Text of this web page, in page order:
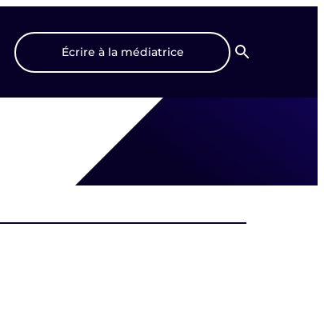
Écrire à la médiatrice
Recherche